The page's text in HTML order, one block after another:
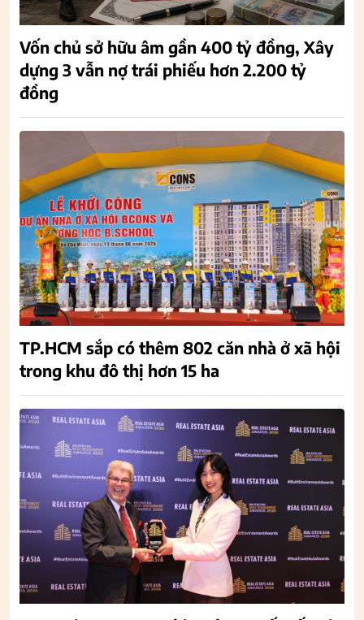
Vốn chủ sở hữu âm gần 400 tỷ đồng, Xây
dựng 3 vẫn nợ trái phiếu hơn 2.200 tỷ
đồng
TP.HCM sắp có thêm 802 căn nhà ở xã hội
trong khu đô thị hơn 15 ha